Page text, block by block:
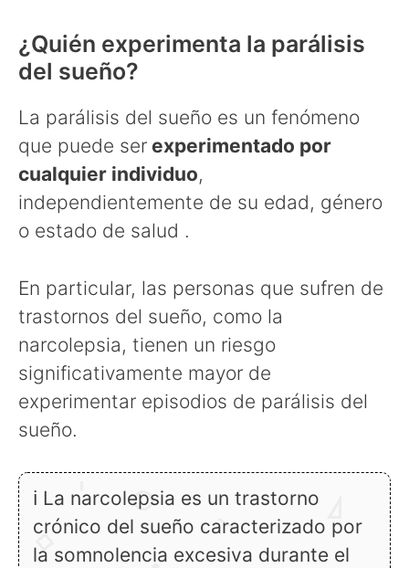
¿Quién experimenta la parálisis
del sueño?
La parálisis del sueño es un fenómeno
que puede ser experimentado por
cualquier individuo,
independientemente de su edad, género
o estado de salud .
En particular, las personas que sufren de
trastornos del sueño, como la
narcolepsia, tienen un riesgo
significativamente mayor de
experimentar episodios de parálisis del
sueño.
ℹ La narcolepsia es un trastorno
crónico del sueño caracterizado por
la somnolencia excesiva durante el